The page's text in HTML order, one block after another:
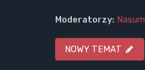
Moderatorzy: Nasum
NOWY TEMAT